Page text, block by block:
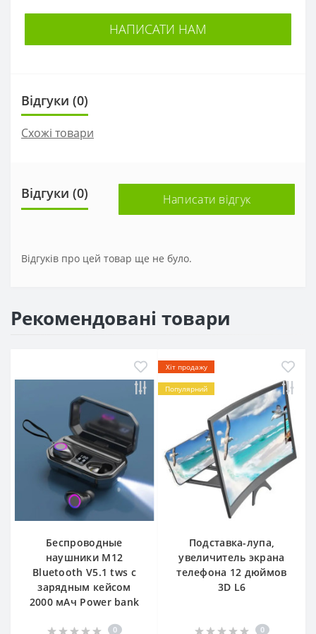
НАПИСАТИ НАМ
Відгуки (0)
Схожі товари
Відгуки (0) Написати відгук
Відгуків про цей товар ще не було.
Рекомендовані товари
Беспроводные
наушники M12
Bluetooth V5.1 tws с
зарядным кейсом
2000 мАч Power bank
0
Хіт продажу
Популярний
Подставка-лупа,
увеличитель экрана
телефона 12 дюймов
3D L6
0